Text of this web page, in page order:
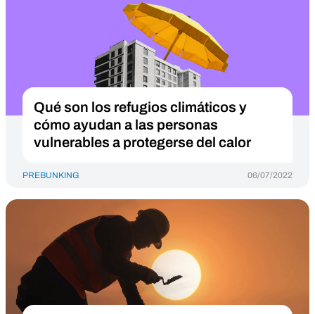
Qué son los refugios climáticos y
cómo ayudan a las personas
vulnerables a protegerse del calor
PREBUNKING 06/07/2022